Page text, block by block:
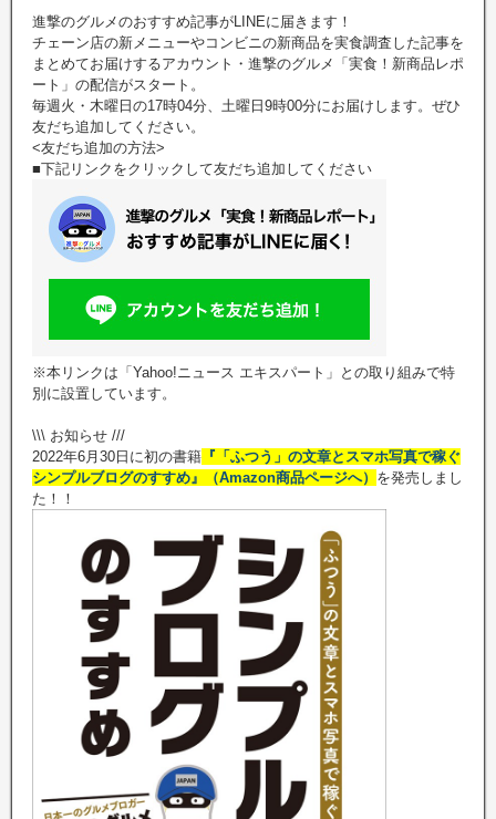
進撃のグルメのおすすめ記事がLINEに届きます！
チェーン店の新メニューやコンビニの新商品を実食調査した記事を
まとめてお届けするアカウント・進撃のグルメ「実食！新商品レポ
ート」の配信がスタート。
毎週火・木曜日の17時04分、土曜日9時00分にお届けします。ぜひ
友だち追加してください。
<友だち追加の方法>
■下記リンクをクリックして友だち追加してください
※本リンクは「Yahoo!ニュース エキスパート」との取り組みで特
別に設置しています。
\\\ お知らせ ///
2022年6月30日に初の書籍 『「ふつう」の文章とスマホ写真で稼ぐ
シンプルブログのすすめ』（Amazon商品ページへ） を発売しまし
た！！